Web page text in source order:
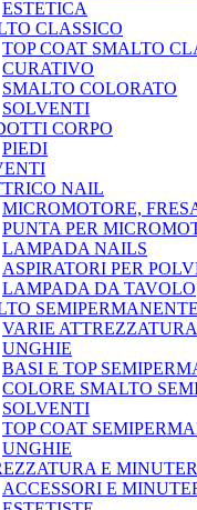
ESTETICA
CLASSICO
TOP COAT SMALTO
CURATIVO
SMALTO COLORATO
SOLVENTI
CORPO
PIEDI
NAIL
MICROMOTORE,
PUNTA PER
LAMPADA NAILS
ASPIRATORI PER
LAMPADA DA TAVOLO
SEMIPERMANENTE
VARIE
UNGHIE
BASI E TOP
COLORE SMALTO
SOLVENTI
TOP COAT
UNGHIE
E
ACCESSORI E